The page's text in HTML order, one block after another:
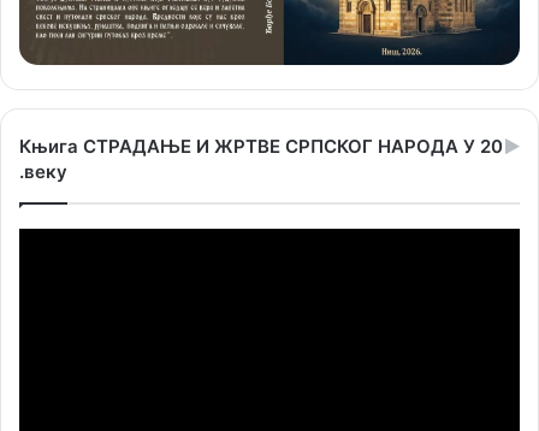
Књига СТРАДАЊЕ И ЖРТВЕ СРПСКОГ НАРОДА У 20
.веку